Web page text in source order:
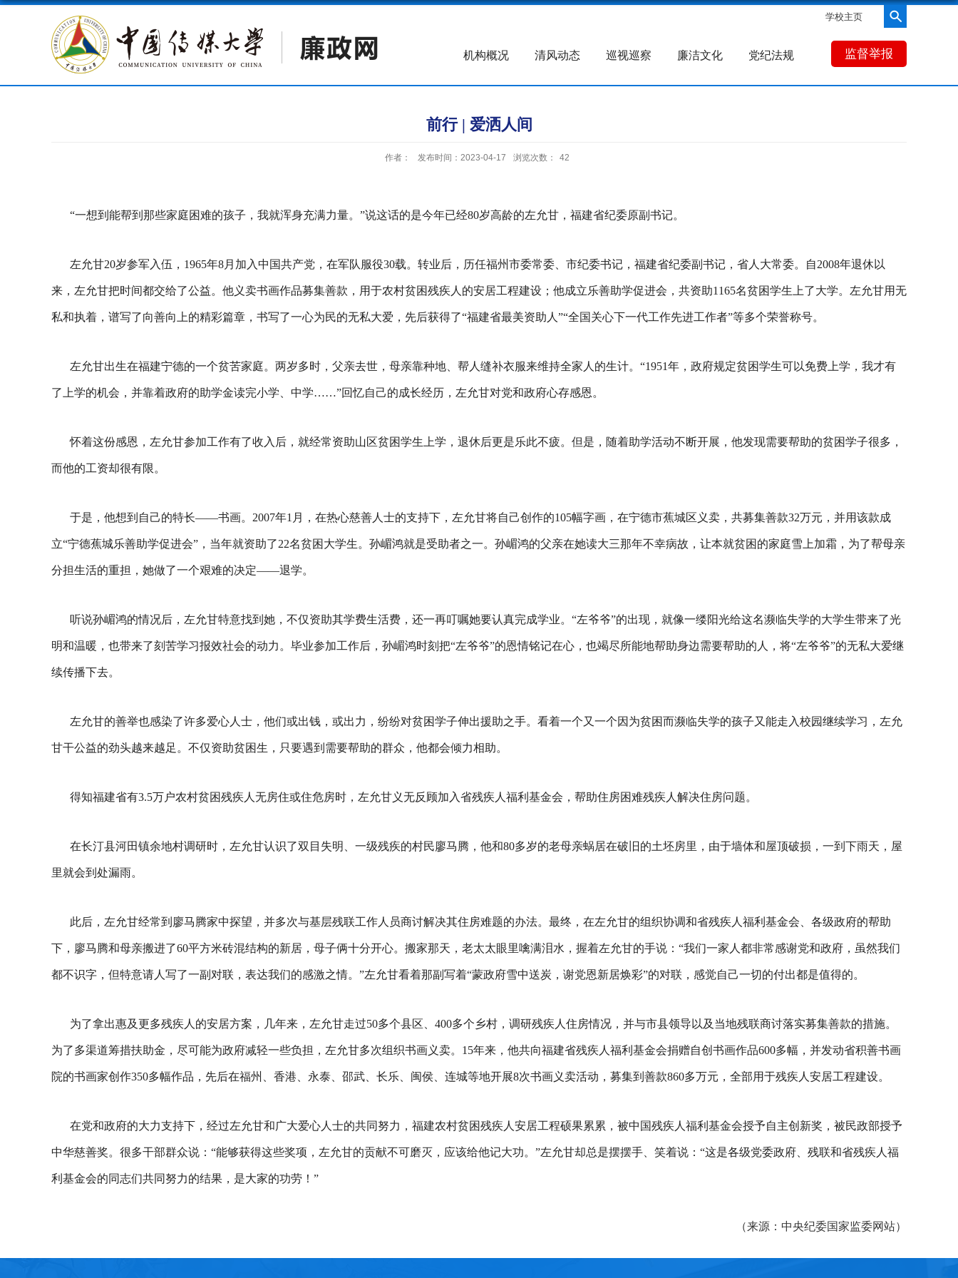
学校主页
机构概况 清风动态 巡视巡察 廉洁文化 党纪法规 监督举报
前行 | 爱洒人间
作者： 发布时间：2023-04-17 浏览次数： 42
“一想到能帮到那些家庭困难的孩子，我就浑身充满力量。”说这话的是今年已经80岁高龄的左允甘，福建省纪委原副书记。
左允甘20岁参军入伍，1965年8月加入中国共产党，在军队服役30载。转业后，历任福州市委常委、市纪委书记，福建省纪委副书记，省人大常委。自2008年退休以
来，左允甘把时间都交给了公益。他义卖书画作品募集善款，用于农村贫困残疾人的安居工程建设；他成立乐善助学促进会，共资助1165名贫困学生上了大学。左允甘用无
私和执着，谱写了向善向上的精彩篇章，书写了一心为民的无私大爱，先后获得了“福建省最美资助人”“全国关心下一代工作先进工作者”等多个荣誉称号。
左允甘出生在福建宁德的一个贫苦家庭。两岁多时，父亲去世，母亲靠种地、帮人缝补衣服来维持全家人的生计。“1951年，政府规定贫困学生可以免费上学，我才有
了上学的机会，并靠着政府的助学金读完小学、中学……”回忆自己的成长经历，左允甘对党和政府心存感恩。
怀着这份感恩，左允甘参加工作有了收入后，就经常资助山区贫困学生上学，退休后更是乐此不疲。但是，随着助学活动不断开展，他发现需要帮助的贫困学子很多，
而他的工资却很有限。
于是，他想到自己的特长——书画。2007年1月，在热心慈善人士的支持下，左允甘将自己创作的105幅字画，在宁德市蕉城区义卖，共募集善款32万元，并用该款成
立“宁德蕉城乐善助学促进会”，当年就资助了22名贫困大学生。孙嵋鸿就是受助者之一。孙嵋鸿的父亲在她读大三那年不幸病故，让本就贫困的家庭雪上加霜，为了帮母亲
分担生活的重担，她做了一个艰难的决定——退学。
听说孙嵋鸿的情况后，左允甘特意找到她，不仅资助其学费生活费，还一再叮嘱她要认真完成学业。“左爷爷”的出现，就像一缕阳光给这名濒临失学的大学生带来了光
明和温暖，也带来了刻苦学习报效社会的动力。毕业参加工作后，孙嵋鸿时刻把“左爷爷”的恩情铭记在心，也竭尽所能地帮助身边需要帮助的人，将“左爷爷”的无私大爱继
续传播下去。
左允甘的善举也感染了许多爱心人士，他们或出钱，或出力，纷纷对贫困学子伸出援助之手。看着一个又一个因为贫困而濒临失学的孩子又能走入校园继续学习，左允
甘干公益的劲头越来越足。不仅资助贫困生，只要遇到需要帮助的群众，他都会倾力相助。
得知福建省有3.5万户农村贫困残疾人无房住或住危房时，左允甘义无反顾加入省残疾人福利基金会，帮助住房困难残疾人解决住房问题。
在长汀县河田镇余地村调研时，左允甘认识了双目失明、一级残疾的村民廖马腾，他和80多岁的老母亲蜗居在破旧的土坯房里，由于墙体和屋顶破损，一到下雨天，屋
里就会到处漏雨。
此后，左允甘经常到廖马腾家中探望，并多次与基层残联工作人员商讨解决其住房难题的办法。最终，在左允甘的组织协调和省残疾人福利基金会、各级政府的帮助
下，廖马腾和母亲搬进了60平方米砖混结构的新居，母子俩十分开心。搬家那天，老太太眼里噙满泪水，握着左允甘的手说：“我们一家人都非常感谢党和政府，虽然我们
都不识字，但特意请人写了一副对联，表达我们的感激之情。”左允甘看着那副写着“蒙政府雪中送炭，谢党恩新居焕彩”的对联，感觉自己一切的付出都是值得的。
为了拿出惠及更多残疾人的安居方案，几年来，左允甘走过50多个县区、400多个乡村，调研残疾人住房情况，并与市县领导以及当地残联商讨落实募集善款的措施。
为了多渠道筹措扶助金，尽可能为政府减轻一些负担，左允甘多次组织书画义卖。15年来，他共向福建省残疾人福利基金会捐赠自创书画作品600多幅，并发动省积善书画
院的书画家创作350多幅作品，先后在福州、香港、永泰、邵武、长乐、闽侯、连城等地开展8次书画义卖活动，募集到善款860多万元，全部用于残疾人安居工程建设。
在党和政府的大力支持下，经过左允甘和广大爱心人士的共同努力，福建农村贫困残疾人安居工程硕果累累，被中国残疾人福利基金会授予自主创新奖，被民政部授予
中华慈善奖。很多干部群众说：“能够获得这些奖项，左允甘的贡献不可磨灭，应该给他记大功。”左允甘却总是摆摆手、笑着说：“这是各级党委政府、残联和省残疾人福
利基金会的同志们共同努力的结果，是大家的功劳！”
（来源：中央纪委国家监委网站）